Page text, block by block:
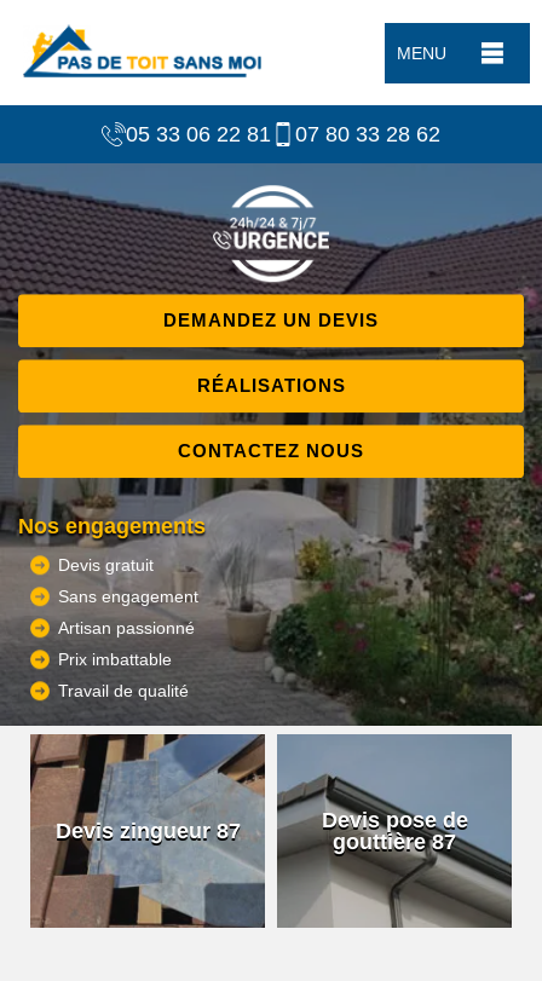
MENU
05 33 06 22 81 07 80 33 28 62
DEMANDEZ UN DEVIS
RÉALISATIONS
CONTACTEZ NOUS
Nos engagements
Devis gratuit
Sans engagement
Artisan passionné
Prix imbattable
Travail de qualité
Devis zingueur 87
Devis pose de
gouttière 87